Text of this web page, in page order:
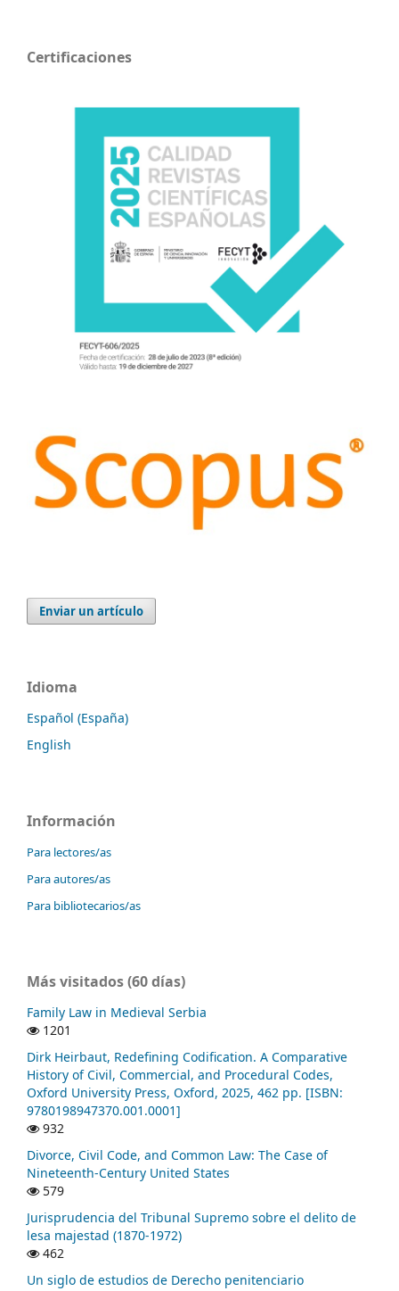
Certificaciones
Enviar un artículo
Idioma
Español (España)
English
Información
Para lectores/as
Para autores/as
Para bibliotecarios/as
Más visitados (60 días)
Family Law in Medieval Serbia
1201
Dirk Heirbaut, Redefining Codification. A Comparative
History of Civil, Commercial, and Procedural Codes,
Oxford University Press, Oxford, 2025, 462 pp. [ISBN:
9780198947370.001.0001]
932
Divorce, Civil Code, and Common Law: The Case of
Nineteenth-Century United States
579
Jurisprudencia del Tribunal Supremo sobre el delito de
lesa majestad (1870-1972)
462
Un siglo de estudios de Derecho penitenciario